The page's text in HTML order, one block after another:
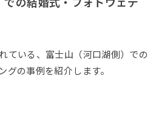
での結婚式・フォトウェデ
ている、富士山（河口湖側）での
グの事例を紹介します。